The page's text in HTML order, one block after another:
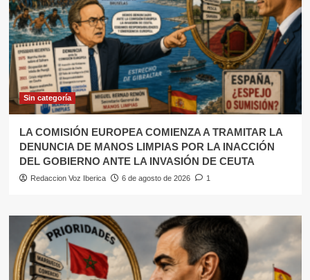
Sin categoría
LA COMISIÓN EUROPEA COMIENZA A TRAMITAR LA
DENUNCIA DE MANOS LIMPIAS POR LA INACCIÓN
DEL GOBIERNO ANTE LA INVASIÓN DE CEUTA
Redaccion Voz Iberica 6 de agosto de 2026 1